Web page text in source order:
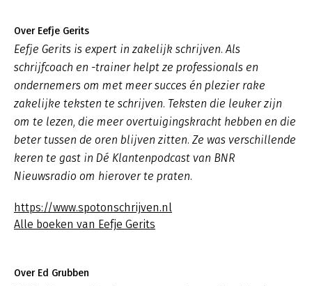
Over Eefje Gerits
Eefje Gerits is expert in zakelijk schrijven. Als
schrijfcoach en -trainer helpt ze professionals en
ondernemers om met meer succes én plezier rake
zakelijke teksten te schrijven. Teksten die leuker zijn
om te lezen, die meer overtuigingskracht hebben en die
beter tussen de oren blijven zitten. Ze was verschillende
keren te gast in Dé Klantenpodcast van BNR
Nieuwsradio om hierover te praten.
https://www.spotonschrijven.nl
Alle boeken van Eefje Gerits
Over Ed Grubben